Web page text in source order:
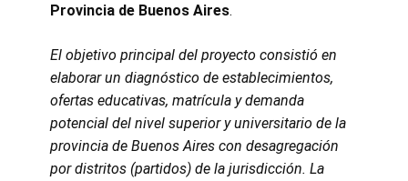
Provincia de Buenos Aires.
El objetivo principal del proyecto consistió en
elaborar un diagnóstico de establecimientos,
ofertas educativas, matrícula y demanda
potencial del nivel superior y universitario de la
provincia de Buenos Aires con desagregación
por distritos (partidos) de la jurisdicción. La